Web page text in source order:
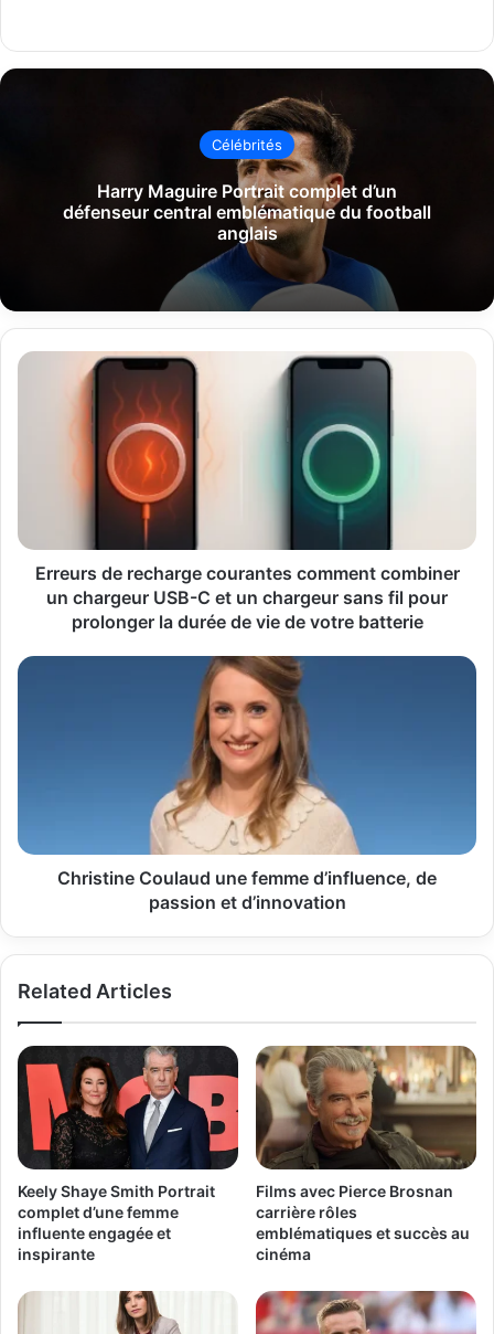
Célébrités
Harry Maguire Portrait complet d’un
défenseur central emblématique du football
anglais
Erreurs
USB-
chargeur
sans
de
Erreurs de recharge courantes comment combiner
un chargeur USB-C et un chargeur sans fil pour
prolonger la durée de vie de votre batterie
Christine
d’innovation
Christine Coulaud une femme d’influence, de
passion et d’innovation
Related Articles
Keely Shaye Smith Portrait
complet d’une femme
influente engagée et
inspirante
Films avec Pierce Brosnan
carrière rôles
emblématiques et succès au
cinéma